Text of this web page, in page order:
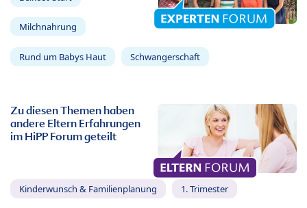
Milchnahrung
Rund um Babys Haut Schwangerschaft
Zu diesen Themen haben
andere Eltern Erfahrungen
im HiPP Forum geteilt
Kinderwunsch & Familienplanung 1. Trimester